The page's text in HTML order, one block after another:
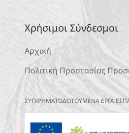
Χρήσιμοι Σύνδεσμοι
Αρχική
Πολιτική Προστασίας
ΣΥΓΧΡΗΜΑΤΟΔΟΤΟΥΜΕΝΑ ΕΡΓΑ